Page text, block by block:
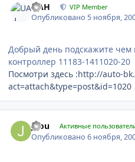
UAH VIP Member
Опубликовано 5 ноября,
Добрый день подскажите чем
контроллер 11183-1411020-20
Посмотри здесь :http://auto-
act=attach&type=post&id=1020
jdou Активные
Опубликовано6 ноября,